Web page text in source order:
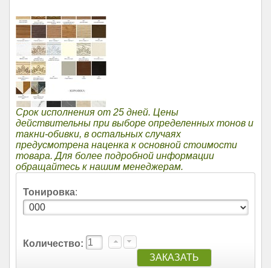
Срок исполнения от 25 дней. Цены
действительны при выборе определенных тонов и
такни-обивки, в остальных случаях
предусмотрена наценка к основной стоимости
товара. Для более подробной информации
обращайтесь к нашим менеджерам.
Тонировка:
Количество: